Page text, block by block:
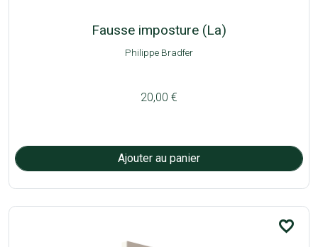
Fausse imposture (La)
Philippe Bradfer
20,00 €
favorite_border